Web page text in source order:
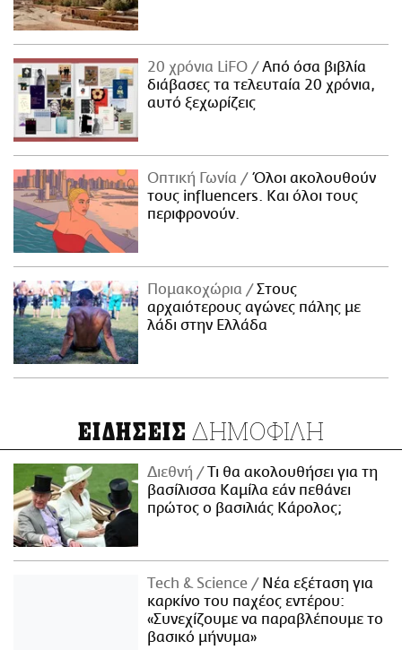
20 χρόνια LiFO
Από όσα βιβλία
διάβασες τα τελευταία 20 χρόνια,
αυτό ξεχωρίζεις
Οπτική Γωνία
Όλοι ακολουθούν
τους influencers. Και όλοι τους
περιφρονούν.
Πομακοχώρια
Στους
αρχαιότερους αγώνες πάλης με
λάδι στην Ελλάδα
ΕΙΔΗΣΕΙΣ ΔΗΜΟΦΙΛΗ
Διεθνή
Τι θα ακολουθήσει για τη
βασίλισσα Καμίλα εάν πεθάνει
πρώτος ο βασιλιάς Κάρολος;
Τech & Science
Νέα εξέταση για
καρκίνο του παχέος εντέρου:
«Συνεχίζουμε να παραβλέπουμε το
βασικό μήνυμα»